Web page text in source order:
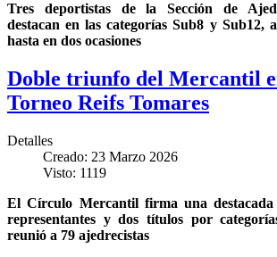
Tres deportistas de la Sección de
destacan en las categorías Sub8 y Sub12,
hasta en dos ocasiones
Doble triunfo del Mercantil
Torneo Reifs Tomares
Detalles
Creado: 23 Marzo 2026
Visto: 1119
El Círculo Mercantil firma una destacada
representantes y dos títulos por
reunió a 79 ajedrecistas